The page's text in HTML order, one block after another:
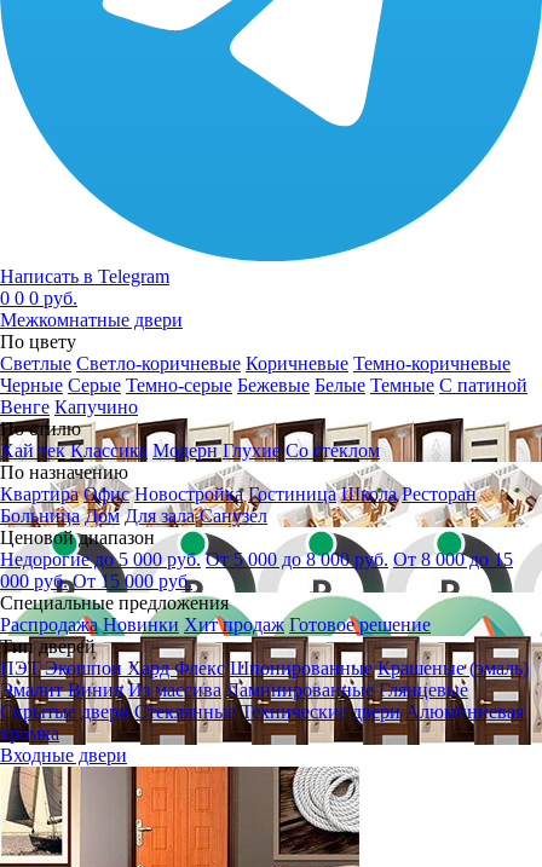
Написать в Telegram
0 0 0 руб.
Межкомнатные двери
По цвету
Светлые Светло-коричневые Коричневые Темно-коричневые
Черные Серые Темно-серые Бежевые Белые Темные С патиной
Венге Капучино
По стилю
Хай тек Классика Модерн Глухие Со стеклом
По назначению
Квартира Офис Новостройка Гостиница Школа Ресторан
Больница Дом Для зала Санузел
Ценовой диапазон
Недорогие до 5 000 руб. От 5 000 до 8 000 руб. От 8 000 до 15
000 руб. От 15 000 руб.
Специальные предложения
Распродажа Новинки Хит продаж Готовое решение
Тип дверей
ПЭТЭкошпон Хард Флекс Шпонированные Крашеные (эмаль)
ЭмалитВинил Из массива Ламинированные Глянцевые
Скрытые двери СтеклянныеТехнические двери Алюминиевая
кромка
Входные двери